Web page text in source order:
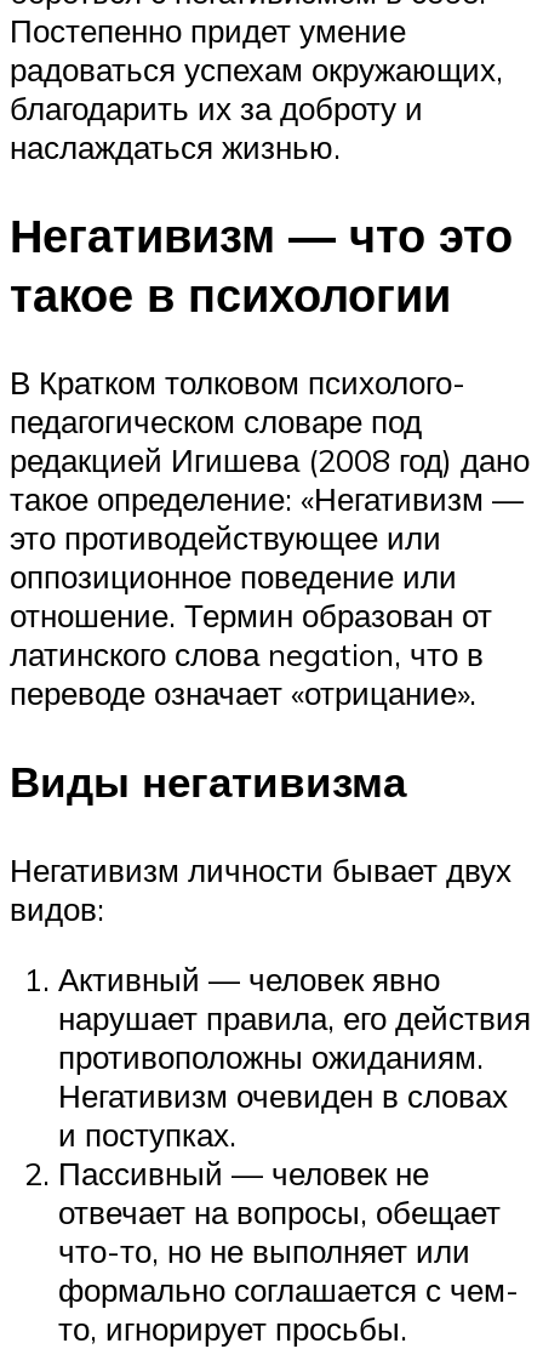
Постепенно придет умение
радоваться успехам окружающих,
благодарить их за доброту и
наслаждаться жизнью.
Негативизм — что это
такое в психологии
В Кратком толковом психолого-
педагогическом словаре под
редакцией Игишева (2008 год) дано
такое определение: «Негативизм —
это противодействующее или
оппозиционное поведение или
отношение. Термин образован от
латинского слова negation, что в
переводе означает «отрицание».
Виды негативизма
Негативизм личности бывает двух
видов:
Активный — человек явно
нарушает правила, его действия
противоположны ожиданиям.
Негативизм очевиден в словах
и поступках.
Пассивный — человек не
отвечает на вопросы, обещает
что-то, но не выполняет или
формально соглашается с чем-
то, игнорирует просьбы.